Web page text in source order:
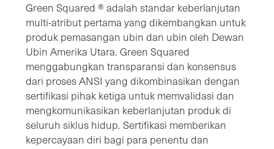
Green Squared ® adalah standar keberlanjutan
multi-atribut pertama yang dikembangkan untuk
produk pemasangan ubin dan ubin oleh Dewan
Ubin Amerika Utara. Green Squared
menggabungkan transparansi dan konsensus
dari proses ANSI yang dikombinasikan dengan
sertifikasi pihak ketiga untuk memvalidasi dan
mengkomunikasikan keberlanjutan produk di
seluruh siklus hidup. Sertifikasi memberikan
kepercayaan diri bagi para penentu dan